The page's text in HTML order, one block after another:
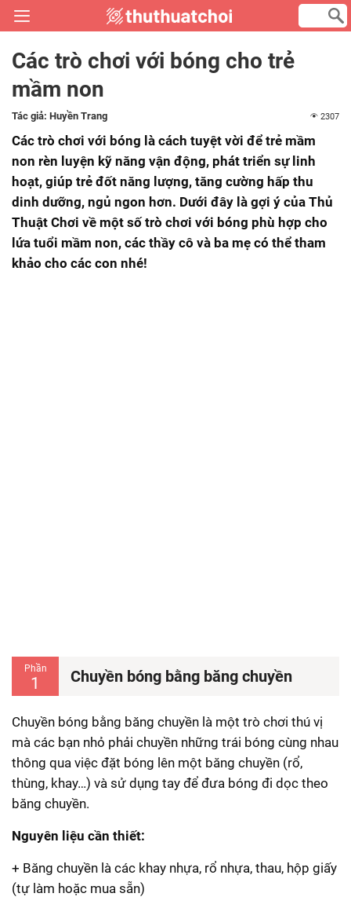
Các trò chơi với bóng cho trẻ
mầm non
Tác giả: Huyền Trang 2307
Các trò chơi với bóng là cách tuyệt vời để trẻ mầm
non rèn luyện kỹ năng vận động, phát triển sự linh
hoạt, giúp trẻ đốt năng lượng, tăng cường hấp thu
dinh dưỡng, ngủ ngon hơn. Dưới đây là gợi ý của Thủ
Thuật Chơi về một số trò chơi với bóng phù hợp cho
lứa tuổi mầm non, các thầy cô và ba mẹ có thể tham
khảo cho các con nhé!
Phần
1 Chuyền bóng bằng băng chuyền
Chuyền bóng bằng băng chuyền là một trò chơi thú vị
mà các bạn nhỏ phải chuyền những trái bóng cùng nhau
thông qua việc đặt bóng lên một băng chuyền (rổ,
thùng, khay…) và sử dụng tay để đưa bóng đi dọc theo
băng chuyền.
Nguyên liệu cần thiết:
+ Băng chuyền là các khay nhựa, rổ nhựa, thau, hộp giấy
(tự làm hoặc mua sẵn)